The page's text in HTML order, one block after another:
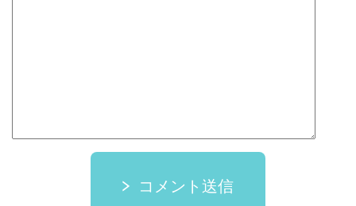
コメント送信